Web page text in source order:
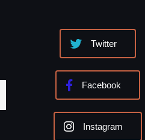
Twitter
Facebook
Instagram